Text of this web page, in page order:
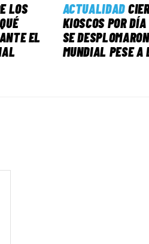
LOS
EL
ACTUALIDAD
KIOSCOS POR
SE
MUNDIAL PESE A